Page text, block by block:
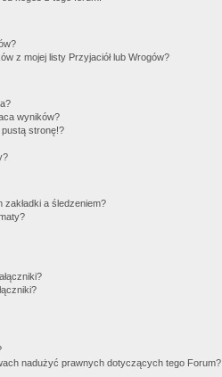
z mojej listy Przyjaciół lub Wrogów?
wyników?
stronę!?
a śledzeniem?
nadużyć prawnych dotyczących tego Forum?